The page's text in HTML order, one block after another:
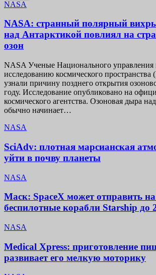
NASA
NASA: странный полярный вихрь
над Антарктикой повлиял на
озон
NASA Ученые Национального управления
исследованию космического
узнали причину позднего открытия
году. Исследование опубликовано на
космического агентства. Озоновая дыра
обычно начинает…
NASA
SciAdv: плотная марсианская
уйти в почву планеты
NASA
Маск: SpaceX может отправить
беспилотные корабли Starship до
NASA
Medical Xpress: приготовление
развивает его мелкую моторику